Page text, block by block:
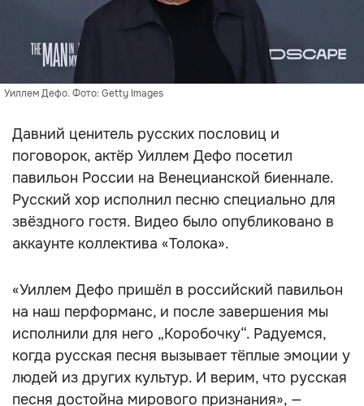
Уиллем Дефо. Фото: Getty Images
Давний ценитель русских пословиц и
поговорок, актёр Уиллем Дефо посетил
павильон России на Венецианской биеннале.
Русский хор исполнил песню специально для
звёздного гостя. Видео было опубликовано в
аккаунте коллектива «Толока».
«Уиллем Дефо пришёл в российский павильон
на наш перформанс, и после завершения мы
исполнили для него „Коробочку“. Радуемся,
когда русская песня вызывает тёплые эмоции у
людей из других культур. И верим, что русская
песня достойна мирового признания», —